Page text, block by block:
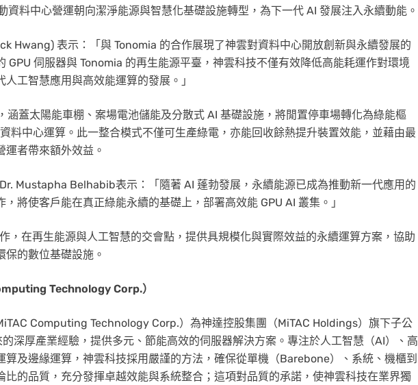
資料中心營運朝向潔淨能源與智慧化基礎設施轉型，為下一代 AI 發展注入永續動能。
Hwang) 表示：「與 Tonomia 的合作展現了神雲對資料中心開放創新與永續發展的
GPU 伺服器與 Tonomia 的再生能源平臺，神雲科技不僅有效降低高能耗運作對環境
工智慧應用與高效能運算的發展。」
涵蓋太陽能車棚、案場電池儲能及分散式 AI 基礎設施，將閒置停車場轉化為綠能樞
料中心運算。此一整合模式不僅可生產綠電，亦能回收餘熱提升裝置效能，並藉由最
運者帶來額外效益。
Mustapha Belhabib表示：「隨著 AI 蓬勃發展，永續能源已成為推動新一代應用的
將使客戶能在真正綠能永續的基礎上，部署高效能 GPU AI 叢集。」
，在再生能源與人工智慧的交會點，提供具規模化與實際效益的永續運算方案，協助
的數位基礎設施。
Technology Corp.）
Computing Technology Corp.）為神達控股集團（MiTAC Holdings）旗下子公
深厚產業經驗，提供多元、節能高效的伺服器解決方案。專注於人工智慧（AI）、高
算及邊緣運算，神雲科技採用嚴謹的方法，確保從單機（Barebone）、系統、機櫃到
比的品質，充分發揮卓越效能與系統整合；這項對品質的承諾，使神雲科技在業界獨